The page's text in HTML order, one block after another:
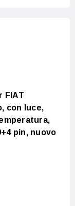
FIAT
con luce,
pin, nuovo